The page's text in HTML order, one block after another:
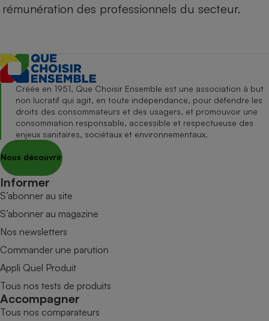
rémunération des professionnels du secteur.
Créée en 1951, Que Choisir Ensemble est une association à but
non lucratif qui agit, en toute indépendance, pour défendre les
droits des consommateurs et des usagers, et promouvoir une
consommation responsable, accessible et respectueuse des
enjeux sanitaires, sociétaux et environnementaux.
Nous découvrir
Informer
S’abonner au site
S’abonner au magazine
Nos newsletters
Commander une parution
Appli Quel Produit
Tous nos tests de produits
Accompagner
Tous nos comparateurs